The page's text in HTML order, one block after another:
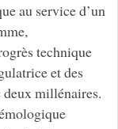
au service d’un
technique
et des
millénaires.